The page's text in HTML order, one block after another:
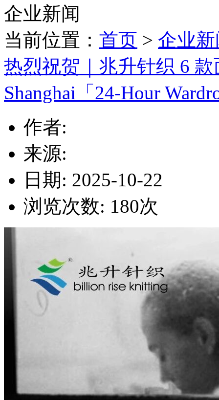
企业新闻
当前位置： 首页 > 企业
热烈祝贺｜兆升针织 6
Shanghai「24-Hour
作者:
来源:
日期: 2025-10-22
浏览次数: 180次